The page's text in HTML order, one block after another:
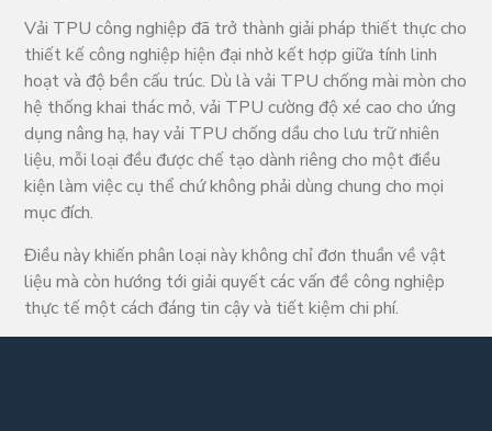
Vải TPU công nghiệp đã trở thành giải pháp thiết thực cho
thiết kế công nghiệp hiện đại nhờ kết hợp giữa tính linh
hoạt và độ bền cấu trúc. Dù là vải TPU chống mài mòn cho
hệ thống khai thác mỏ, vải TPU cường độ xé cao cho ứng
dụng nâng hạ, hay vải TPU chống dầu cho lưu trữ nhiên
liệu, mỗi loại đều được chế tạo dành riêng cho một điều
kiện làm việc cụ thể chứ không phải dùng chung cho mọi
mục đích.
Điều này khiến phân loại này không chỉ đơn thuần về vật
liệu mà còn hướng tới giải quyết các vấn đề công nghiệp
thực tế một cách đáng tin cậy và tiết kiệm chi phí.